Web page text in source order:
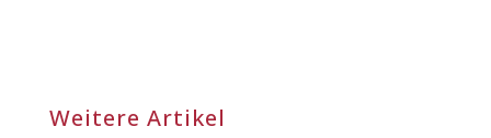
Weitere Artikel